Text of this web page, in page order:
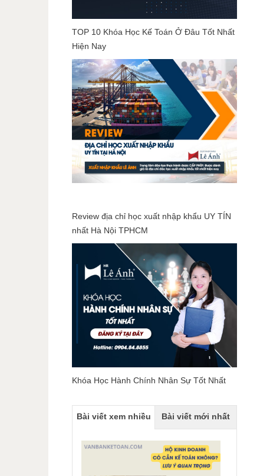
TOP 10 Khóa Học Kế Toán Ở Đâu Tốt Nhất
Hiện Nay
Review địa chỉ học xuất nhập khẩu UY TÍN
nhất Hà Nội TPHCM
Khóa Học Hành Chính Nhân Sự Tốt Nhất
Bài viết xem nhiều Bài viết mới nhất